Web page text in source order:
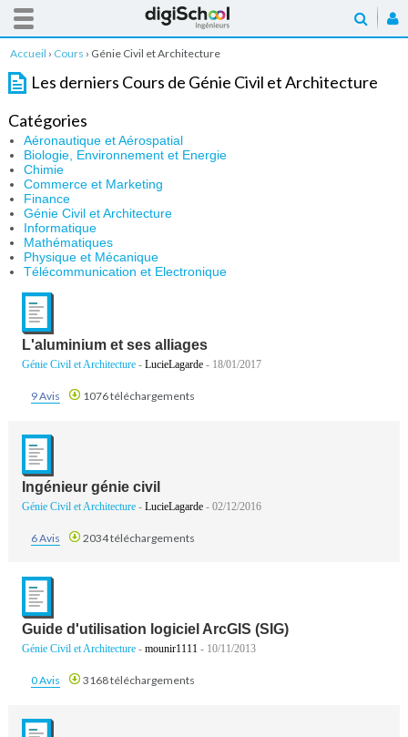
Accueil › Cours › Génie Civil et Architecture
Les derniers Cours de Génie Civil et Architecture
Catégories
Aéronautique et Aérospatial
Biologie, Environnement et Energie
Chimie
Commerce et Marketing
Finance
Génie Civil et Architecture
Informatique
Mathématiques
Physique et Mécanique
Télécommunication et Electronique
L'aluminium et ses alliages
Génie Civil et Architecture - LucieLagarde- 18/01/2017
9 Avis 1076 téléchargements
Ingénieur génie civil
Génie Civil et Architecture - LucieLagarde- 02/12/2016
6 Avis 2034 téléchargements
Guide d'utilisation logiciel ArcGIS (SIG)
Génie Civil et Architecture - mounir1111- 10/11/2013
0 Avis 3168 téléchargements